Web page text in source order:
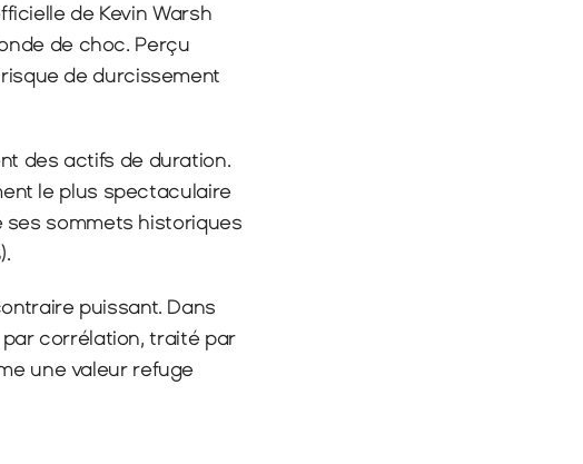
de Kevin Warsh
de choc. Perçu
de durcissement
des actifs de duration.
le plus spectaculaire
ses sommets historiques
puissant. Dans
corrélation, traité par
une valeur refuge